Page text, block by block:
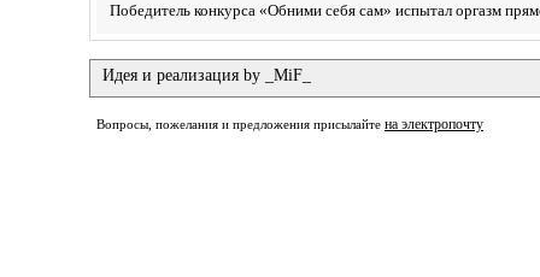
Победитель конкурса «Обними себя сам» испытал оргазм
Идея и реализация by _MiF_
Вопросы, пожелания и предложения присылайте на электропочту